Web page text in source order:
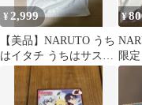
¥ 2,999
【美品】NARUTO うち
はイタチ うちはサスケ
tシャツ UT レア XS
¥
限
千手